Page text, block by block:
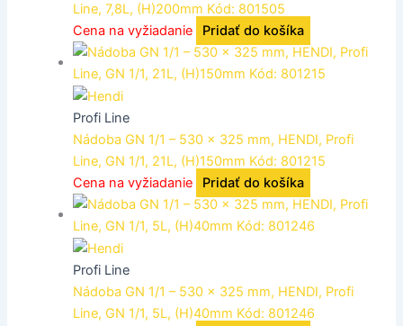
Line, 7,8L, (H)200mm Kód: 801505
Cena na vyžiadanie
Pridať do košíka
Profi Line
Nádoba GN 1/1 – 530 x 325 mm, HENDI, Profi
Line, GN 1/1, 21L, (H)150mm Kód: 801215
Cena na vyžiadanie
Pridať do košíka
Profi Line
Nádoba GN 1/1 – 530 x 325 mm, HENDI, Profi
Line, GN 1/1, 5L, (H)40mm Kód: 801246